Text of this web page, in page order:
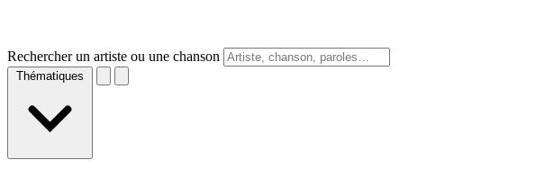
Rechercher un artiste ou une chanson
Thématiques